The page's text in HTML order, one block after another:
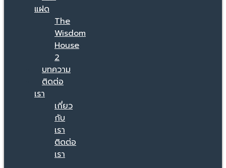
แฝด
The
Wisdom
House
2
บทความ
ติดต่อ
เรา
เกี่ยว
กับ
เรา
ติดต่อ
เรา